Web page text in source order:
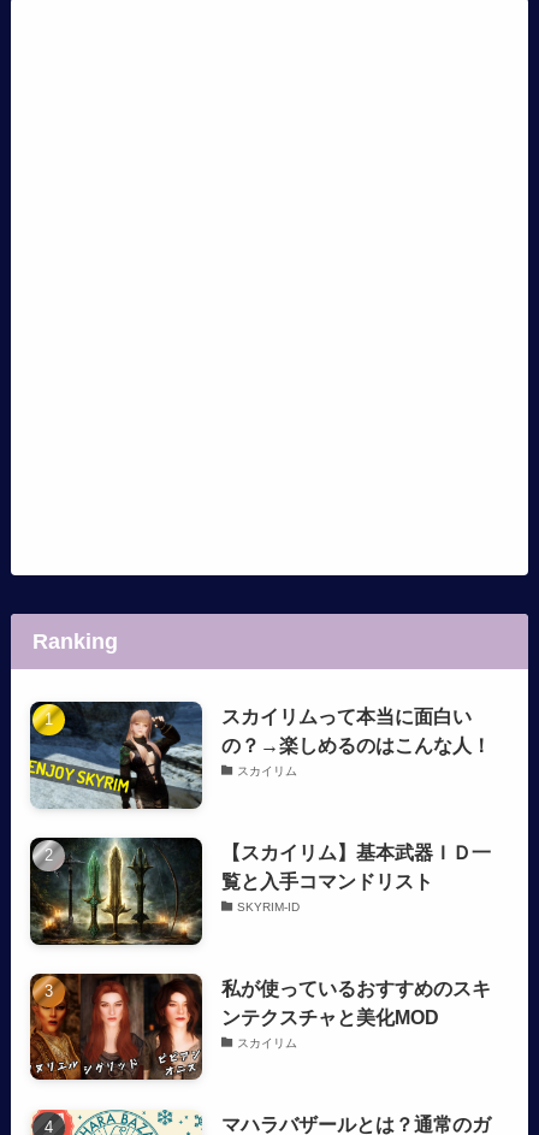
Ranking
スカイリムって本当に面白い
の？→楽しめるのはこんな人！
スカイリム
【スカイリム】基本武器ＩＤ一
覧と入手コマンドリスト
SKYRIM-ID
私が使っているおすすめのスキ
ンテクスチャと美化MOD
スカイリム
マハラバザールとは？通常のガ